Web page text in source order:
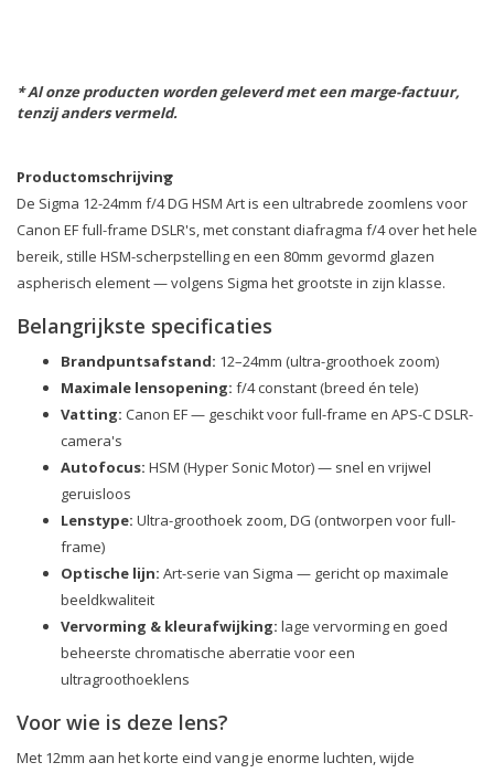
* Al onze producten worden geleverd met een marge-factuur,
tenzij anders vermeld.
Productomschrijving
De Sigma 12-24mm f/4 DG HSM Art is een ultrabrede zoomlens voor
Canon EF full-frame DSLR's, met constant diafragma f/4 over het hele
bereik, stille HSM-scherpstelling en een 80mm gevormd glazen
aspherisch element — volgens Sigma het grootste in zijn klasse.
Belangrijkste specificaties
Brandpuntsafstand: 12–24mm (ultra-groothoek zoom)
Maximale lensopening: f/4 constant (breed én tele)
Vatting: Canon EF — geschikt voor full-frame en APS-C DSLR-
camera's
Autofocus: HSM (Hyper Sonic Motor) — snel en vrijwel
geruisloos
Lenstype: Ultra-groothoek zoom, DG (ontworpen voor full-
frame)
Optische lijn: Art-serie van Sigma — gericht op maximale
beeldkwaliteit
Vervorming & kleurafwijking: lage vervorming en goed
beheerste chromatische aberratie voor een
ultragroothoeklens
Voor wie is deze lens?
Met 12mm aan het korte eind vang je enorme luchten, wijde